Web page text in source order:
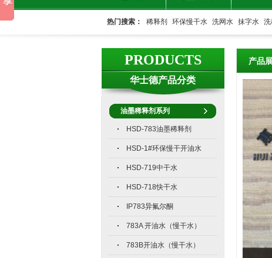
联系华士德 水转印油墨产品
热门搜索： 稀释剂 环保慢干水 洗网水 抹字水
PRODUCTS
华士德产品分类
油墨稀释剂系列
HSD-783油墨稀释剂
HSD-1#环保慢干开油水
HSD-719中干水
HSD-718快干水
IP783异氟尔酮
783A 开油水（慢干水）
783B开油水（慢干水）
产品